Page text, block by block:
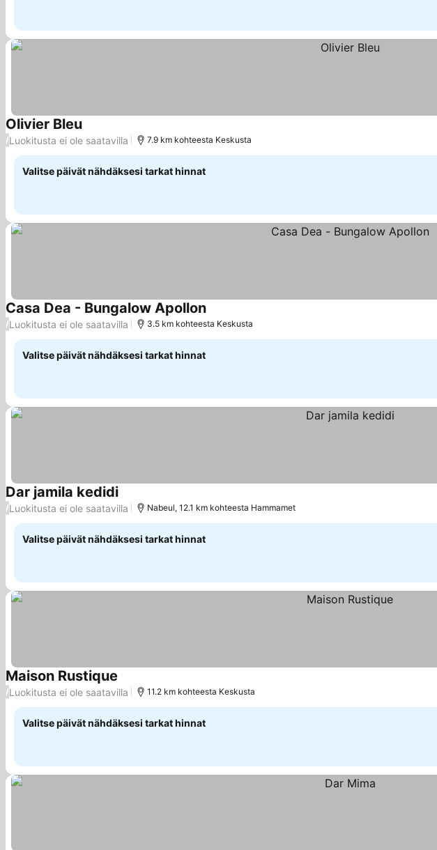
Olivier BleuKatso hinnat
/Luokitusta ei ole saatavilla 7.9 km kohteesta Keskusta
Valitse päivät nähdäksesi tarkat hinnat
Casa Dea - Bungalow ApollonKatso hinnat
/Luokitusta ei ole saatavilla 3.5 km kohteesta Keskusta
Valitse päivät nähdäksesi tarkat hinnat
Dar jamila kedidiKatso hinnat
/Luokitusta ei ole saatavilla Nabeul, 12.1 km kohteesta Hammamet
Valitse päivät nähdäksesi tarkat hinnat
Maison Rustique Katso hinnat
/Luokitusta ei ole saatavilla 11.2 km kohteesta Keskusta
Valitse päivät nähdäksesi tarkat hinnat